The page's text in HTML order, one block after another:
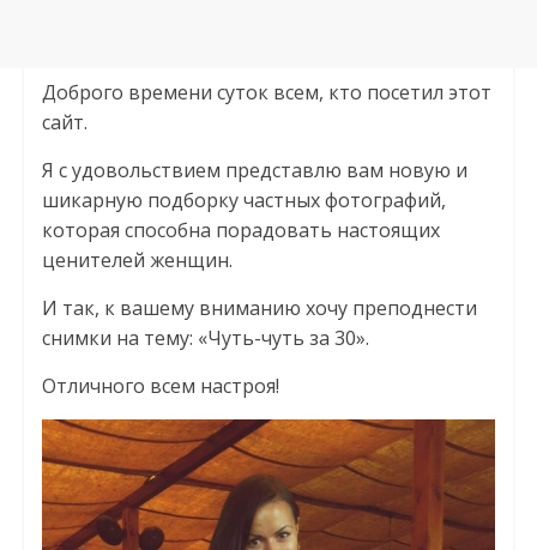
Доброго времени суток всем, кто посетил этот
сайт.
Я с удовольствием представлю вам новую и
шикарную подборку частных фотографий,
которая способна порадовать настоящих
ценителей женщин.
И так, к вашему вниманию хочу преподнести
снимки на тему: «Чуть-чуть за 30».
Отличного всем настроя!